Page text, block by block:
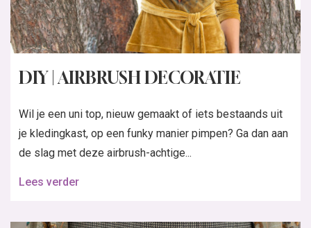
DIY | AIRBRUSH DECORATIE
Wil je een uni top, nieuw gemaakt of iets bestaands uit
je kledingkast, op een funky manier pimpen? Ga dan aan
de slag met deze airbrush-achtige...
Lees verder